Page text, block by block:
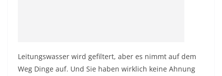
Leitungswasser wird gefiltert, aber es nimmt auf dem
Weg Dinge auf. Und Sie haben wirklich keine Ahnung